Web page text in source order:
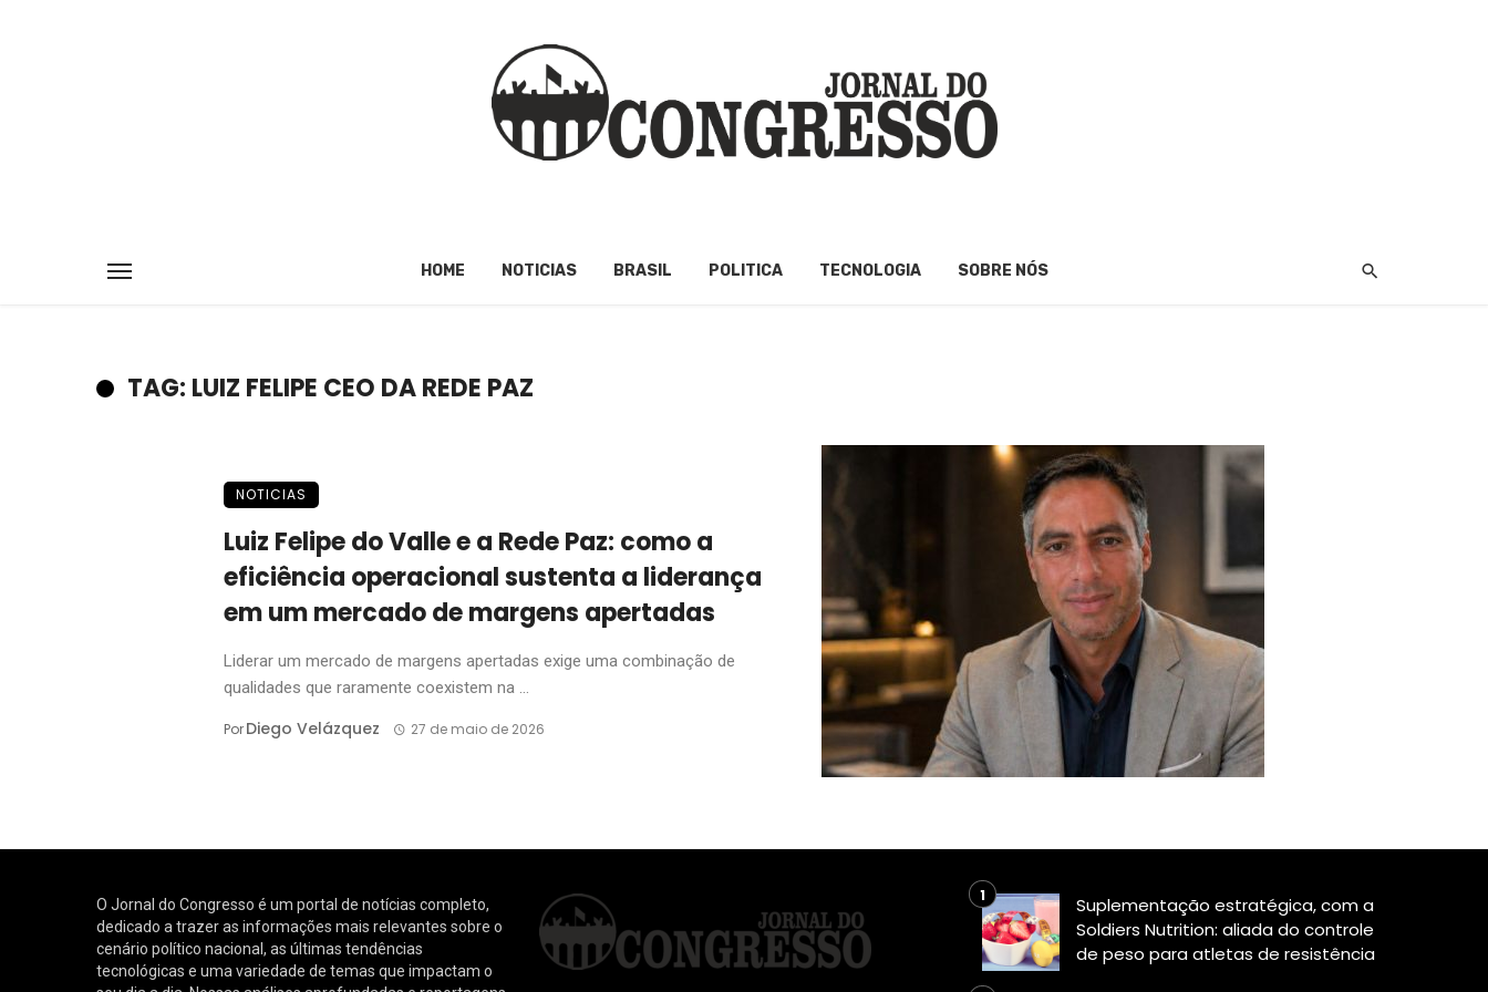
HOME NOTICIAS BRASIL POLITICA TECNOLOGIA SOBRE NÓS
TAG: LUIZ FELIPE CEO DA REDE PAZ
NOTICIAS
Luiz Felipe do Valle e a Rede Paz: como a
eficiência operacional sustenta a liderança
em um mercado de margens apertadas
Liderar um mercado de margens apertadas exige uma combinação de
qualidades que raramente coexistem na ...
PorDiego Velázquez 27 de maio de 2026
O Jornal do Congresso é um portal de notícias completo,
dedicado a trazer as informações mais relevantes sobre o
cenário político nacional, as últimas tendências
tecnológicas e uma variedade de temas que impactam o
Suplementação estratégica, com a
Soldiers Nutrition: aliada do controle
de peso para atletas de resistência